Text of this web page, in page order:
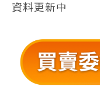
資料更新中